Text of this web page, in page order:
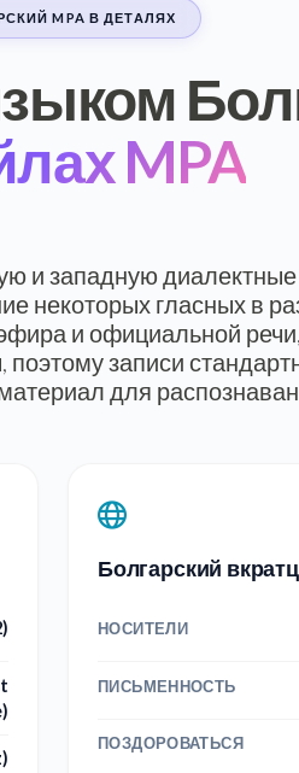
MPA В ДЕТАЛЯХ
MPA
и западную диалектные
некоторых гласных в
и официальной
записи
для
Болгарский
НОСИТЕЛИ
ПИСЬМЕННОСТЬ
ПОЗДОРОВАТЬСЯ